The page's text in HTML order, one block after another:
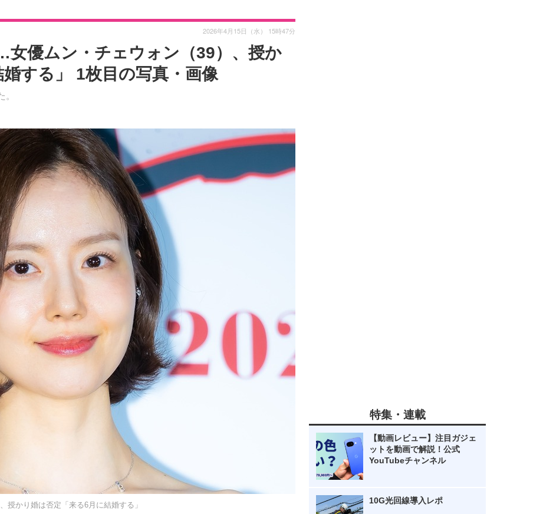
優ムン・チェウォン（39）、授か
する」 1枚目の写真・画像
2026年4月15日（水） 15時47分
かり婚は否定「来る6月に結婚する」
特集・連載
【動画レビュー】注目ガジェ
ットを動画で解説！公式
YouTubeチャンネル
10G光回線導入レポ